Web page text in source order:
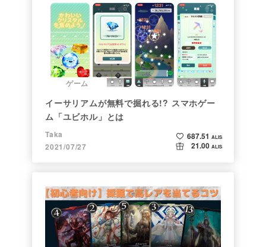
ゲーム
イーサリアムが無料で掘れる!? スマホゲー
ム「ユビホル」とは
Taka
2021/07/27
687.51 ALIS
21.00 ALIS